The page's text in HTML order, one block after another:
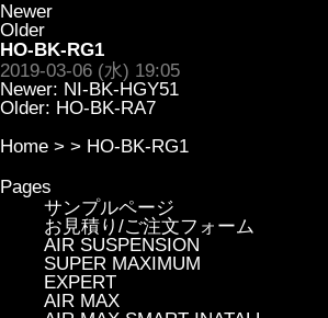
Newer
Older
HO-BK-RG1
2019-03-06 (水) 19:05
Newer: NI-BK-HGY51
Older: HO-BK-RA7
Home > > HO-BK-RG1
Pages
サンプルページ
お見積り/ご注文フォーム
AIR SUSPENSION
SUPER MAXIMUM
EXPERT
AIR MAX